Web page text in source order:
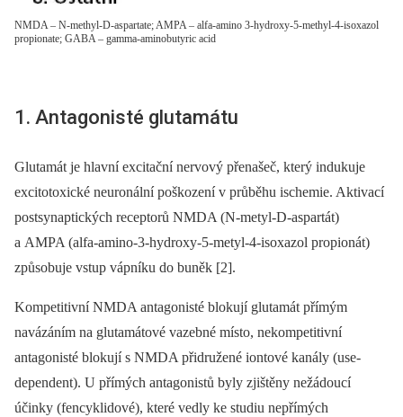
NMDA – N-methyl-D-aspartate; AMPA – alfa-amino 3-hydroxy-5-methyl-4-isoxazol
propionate; GABA – gamma-aminobutyric acid
1. Antagonisté glutamátu
Glutamát je hlavní excitační nervový přenašeč, který indukuje
excitotoxické neuronální poškození v průběhu ischemie. Aktivací
postsynaptických receptorů NMDA (N-metyl-D-aspartát)
a AMPA (alfa-amino-3-hydroxy-5-metyl-4-isoxazol propionát)
způsobuje vstup vápníku do buněk [2].
Kompetitivní NMDA antagonisté blokují glutamát přímým
navázáním na glutamátové vazebné místo, nekompetitivní
antagonisté blokují s NMDA přidružené iontové kanály (use-
dependent). U přímých antagonistů byly zjištěny nežádoucí
účinky (fencyklidové), které vedly ke studiu nepřímých